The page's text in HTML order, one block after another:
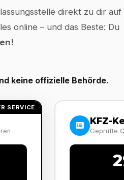
direkt zu dir auf
online – und das Beste: Du
keine offizielle Behörde.
SERVICE
KFZ-
Geprüfte